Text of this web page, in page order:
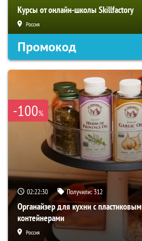
Курсы от онлайн-школы Skillfactory
Россия
Промокод
-100%
02:22:29 Получили: 312
Органайзер для кухни с
контейнерами
Россия